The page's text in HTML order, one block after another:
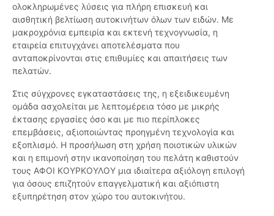
ολοκληρωμένες λύσεις για πλήρη επισκευή και
αισθητική βελτίωση αυτοκινήτων όλων των ειδών. Με
μακροχρόνια εμπειρία και εκτενή τεχνογνωσία, η
εταιρεία επιτυγχάνει αποτελέσματα που
ανταποκρίνονται στις επιθυμίες και απαιτήσεις των
πελατών.
Στις σύγχρονες εγκαταστάσεις της, η εξειδικευμένη
ομάδα ασχολείται με λεπτομέρεια τόσο με μικρής
έκτασης εργασίες όσο και με πιο περίπλοκες
επεμβάσεις, αξιοποιώντας προηγμένη τεχνολογία και
εξοπλισμό. Η προσήλωση στη χρήση ποιοτικών υλικών
και η επιμονή στην ικανοποίηση του πελάτη καθιστούν
τους ΑΦΟΙ ΚΟΥΡΚΟΥΛΟΥ μια ιδιαίτερα αξιόλογη επιλογή
για όσους επιζητούν επαγγελματική και αξιόπιστη
εξυπηρέτηση στον χώρο του αυτοκινήτου.